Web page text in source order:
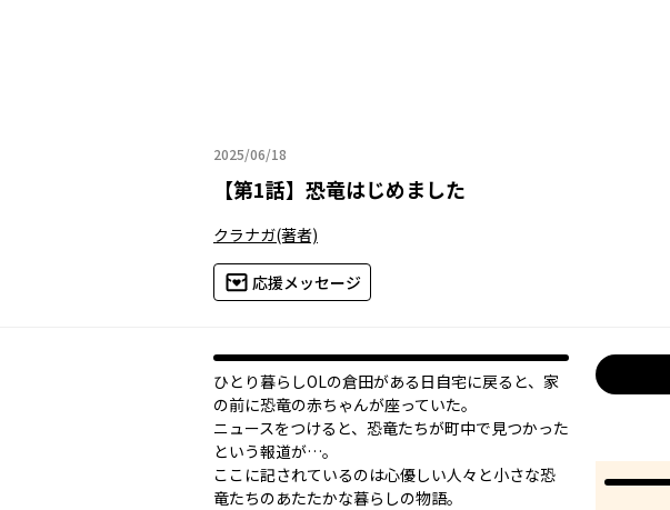
2025/06/18
2025年06月18日
【第1話】 恐竜はじめました
クラナガ(著者)
応援メッセージ
ひとり暮らしOLの倉田がある日自宅に戻ると、家
の前に恐竜の赤ちゃんが座っていた。
ニュースをつけると、恐竜たちが町中で見つかった
という報道が…。
ここに記されているのは心優しい人々と小さな恐
竜たちのあたたかな暮らしの物語。